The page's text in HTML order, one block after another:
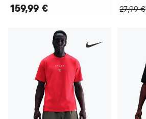
159,99 €
27,99 €